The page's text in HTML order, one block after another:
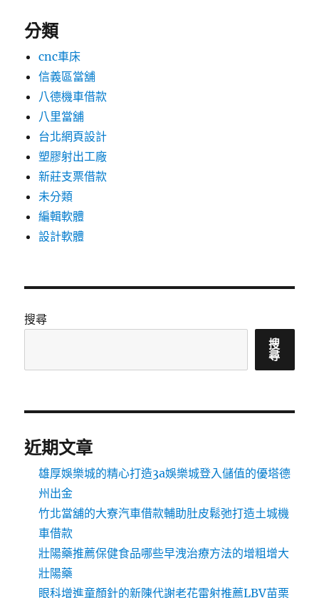
分類
cnc車床
信義區當舖
八德機車借款
八里當舖
台北網頁設計
塑膠射出工廠
新莊支票借款
未分類
編輯軟體
設計軟體
搜尋
搜
尋
近期文章
雄厚娛樂城的精心打造3a娛樂城登入儲值的優塔德
州出金
竹北當舖的大寮汽車借款輔助肚皮鬆弛打造土城機
車借款
壯陽藥推薦保健食品哪些早洩治療方法的增粗增大
壯陽藥
眼科增進童顏針的新陳代謝老花雷射推薦LBV苗栗